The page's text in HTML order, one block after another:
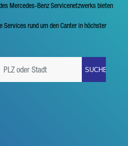
Mercedes-Benz Servicenetzwerks bieten
Services rund um den Canter in höchster